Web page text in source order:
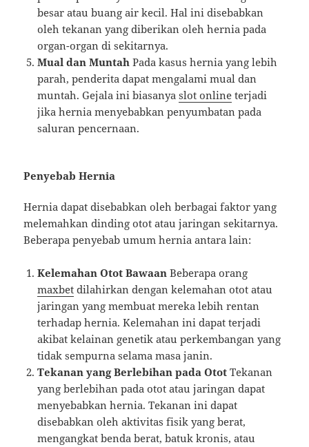
besar atau buang air kecil. Hal ini disebabkan
oleh tekanan yang diberikan oleh hernia pada
organ-organ di sekitarnya.
Mual dan Muntah Pada kasus hernia yang lebih
parah, penderita dapat mengalami mual dan
muntah. Gejala ini biasanyaslot online terjadi
jika hernia menyebabkan penyumbatan pada
saluran pencernaan.
Penyebab Hernia
Hernia dapat disebabkan oleh berbagai faktor yang
melemahkan dinding otot atau jaringan sekitarnya.
Beberapa penyebab umum hernia antara lain:
Kelemahan Otot Bawaan Beberapa orang
maxbet dilahirkan dengan kelemahan otot atau
jaringan yang membuat mereka lebih rentan
terhadap hernia. Kelemahan ini dapat terjadi
akibat kelainan genetik atau perkembangan yang
tidak sempurna selama masa janin.
Tekanan yang Berlebihan pada Otot Tekanan
yang berlebihan pada otot atau jaringan dapat
menyebabkan hernia. Tekanan ini dapat
disebabkan oleh aktivitas fisik yang berat,
mengangkat benda berat, batuk kronis, atau